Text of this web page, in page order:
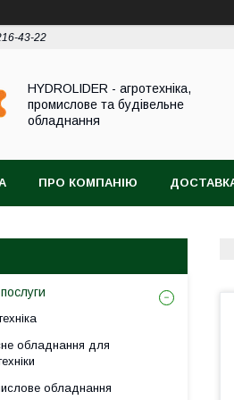
43-22
HYDROLIDER - агротехніка,
промислове та будівельне
обладнання
ПРО КОМПАНІЮ
обладнання для
обладнання